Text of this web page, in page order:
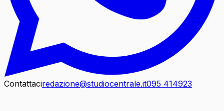
Contattaciredazione@studiocentrale.it095 414923